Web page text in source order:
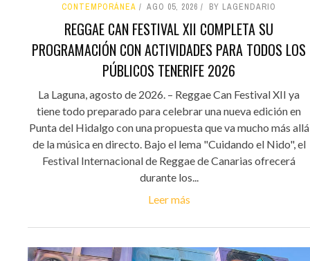
CONTEMPORÁNEA AGO 05, 2026 BY LAGENDARIO
REGGAE CAN FESTIVAL XII COMPLETA SU
PROGRAMACIÓN CON ACTIVIDADES PARA TODOS LOS
PÚBLICOS TENERIFE 2026
La Laguna, agosto de 2026. – Reggae Can Festival XII ya
tiene todo preparado para celebrar una nueva edición en
Punta del Hidalgo con una propuesta que va mucho más allá
de la música en directo. Bajo el lema "Cuidando el Nido", el
Festival Internacional de Reggae de Canarias ofrecerá
durante los...
Leer más